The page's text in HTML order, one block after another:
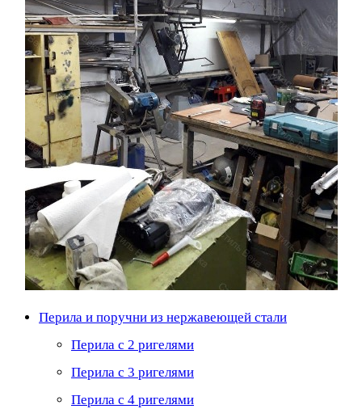
Перила и поручни из нержавеющей стали
Перила с 2 ригелями
Перила с 3 ригелями
Перила с 4 ригелями